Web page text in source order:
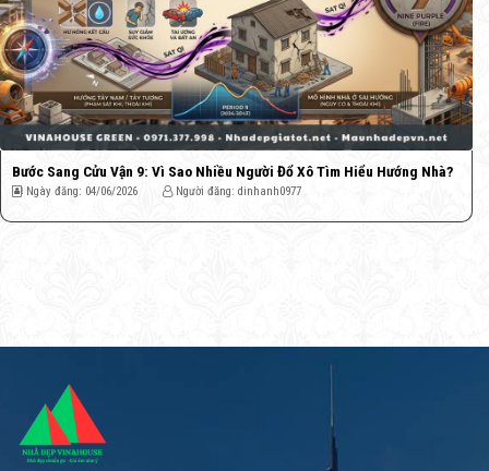
Bước Sang Cửu Vận 9: Vì Sao Nhiều Người Đổ Xô Tìm Hiểu Hướng Nhà?
Ngày đăng: 04/06/2026 Người đăng: dinhanh0977